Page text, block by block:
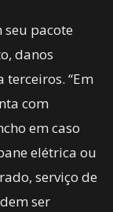
seu pacote
danos
“Em
com
em caso
elétrica ou
serviço de
ser